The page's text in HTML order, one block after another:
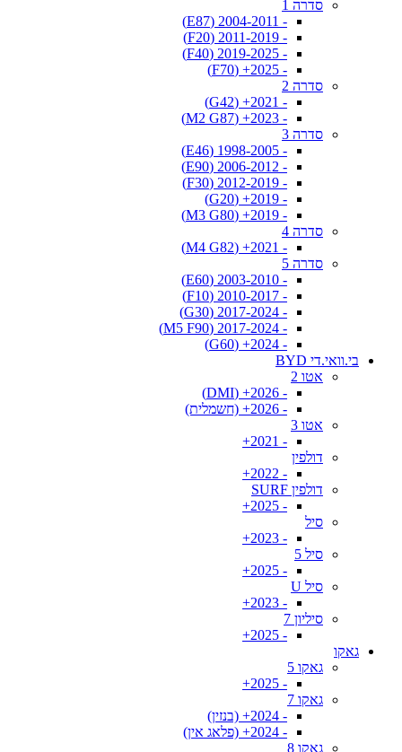
סדרה 1
- 2004-2011 (E87)
- 2011-2019 (F20)
- 2019-2025 (F40)
- 2025+ (F70)
סדרה 2
- 2021+ (G42)
- 2023+ (M2 G87)
סדרה 3
- 1998-2005 (E46)
- 2006-2012 (E90)
- 2012-2019 (F30)
- 2019+ (G20)
- 2019+ (M3 G80)
סדרה 4
- 2021+ (M4 G82)
סדרה 5
- 2003-2010 (E60)
- 2010-2017 (F10)
- 2017-2024 (G30)
- 2017-2024 (M5 F90)
- 2024+ (G60)
בי.וואי.די BYD
אטו 2
- 2026+ (DMI)
- 2026+ (חשמלית)
אטו 3
- 2021+
דולפין
- 2022+
דולפין SURF
- 2025+
סיל
- 2023+
סיל 5
- 2025+
סיל U
- 2023+
סיליון 7
- 2025+
גאקו
גאקו 5
- 2025+
גאקו 7
- 2024+ (בנזין)
- 2024+ (פלאג אין)
גאקו 8